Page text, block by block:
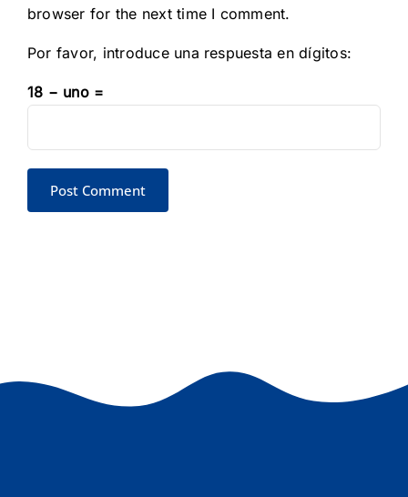
browser for the next time I comment.
Por favor, introduce una respuesta en dígitos:
18 − uno =